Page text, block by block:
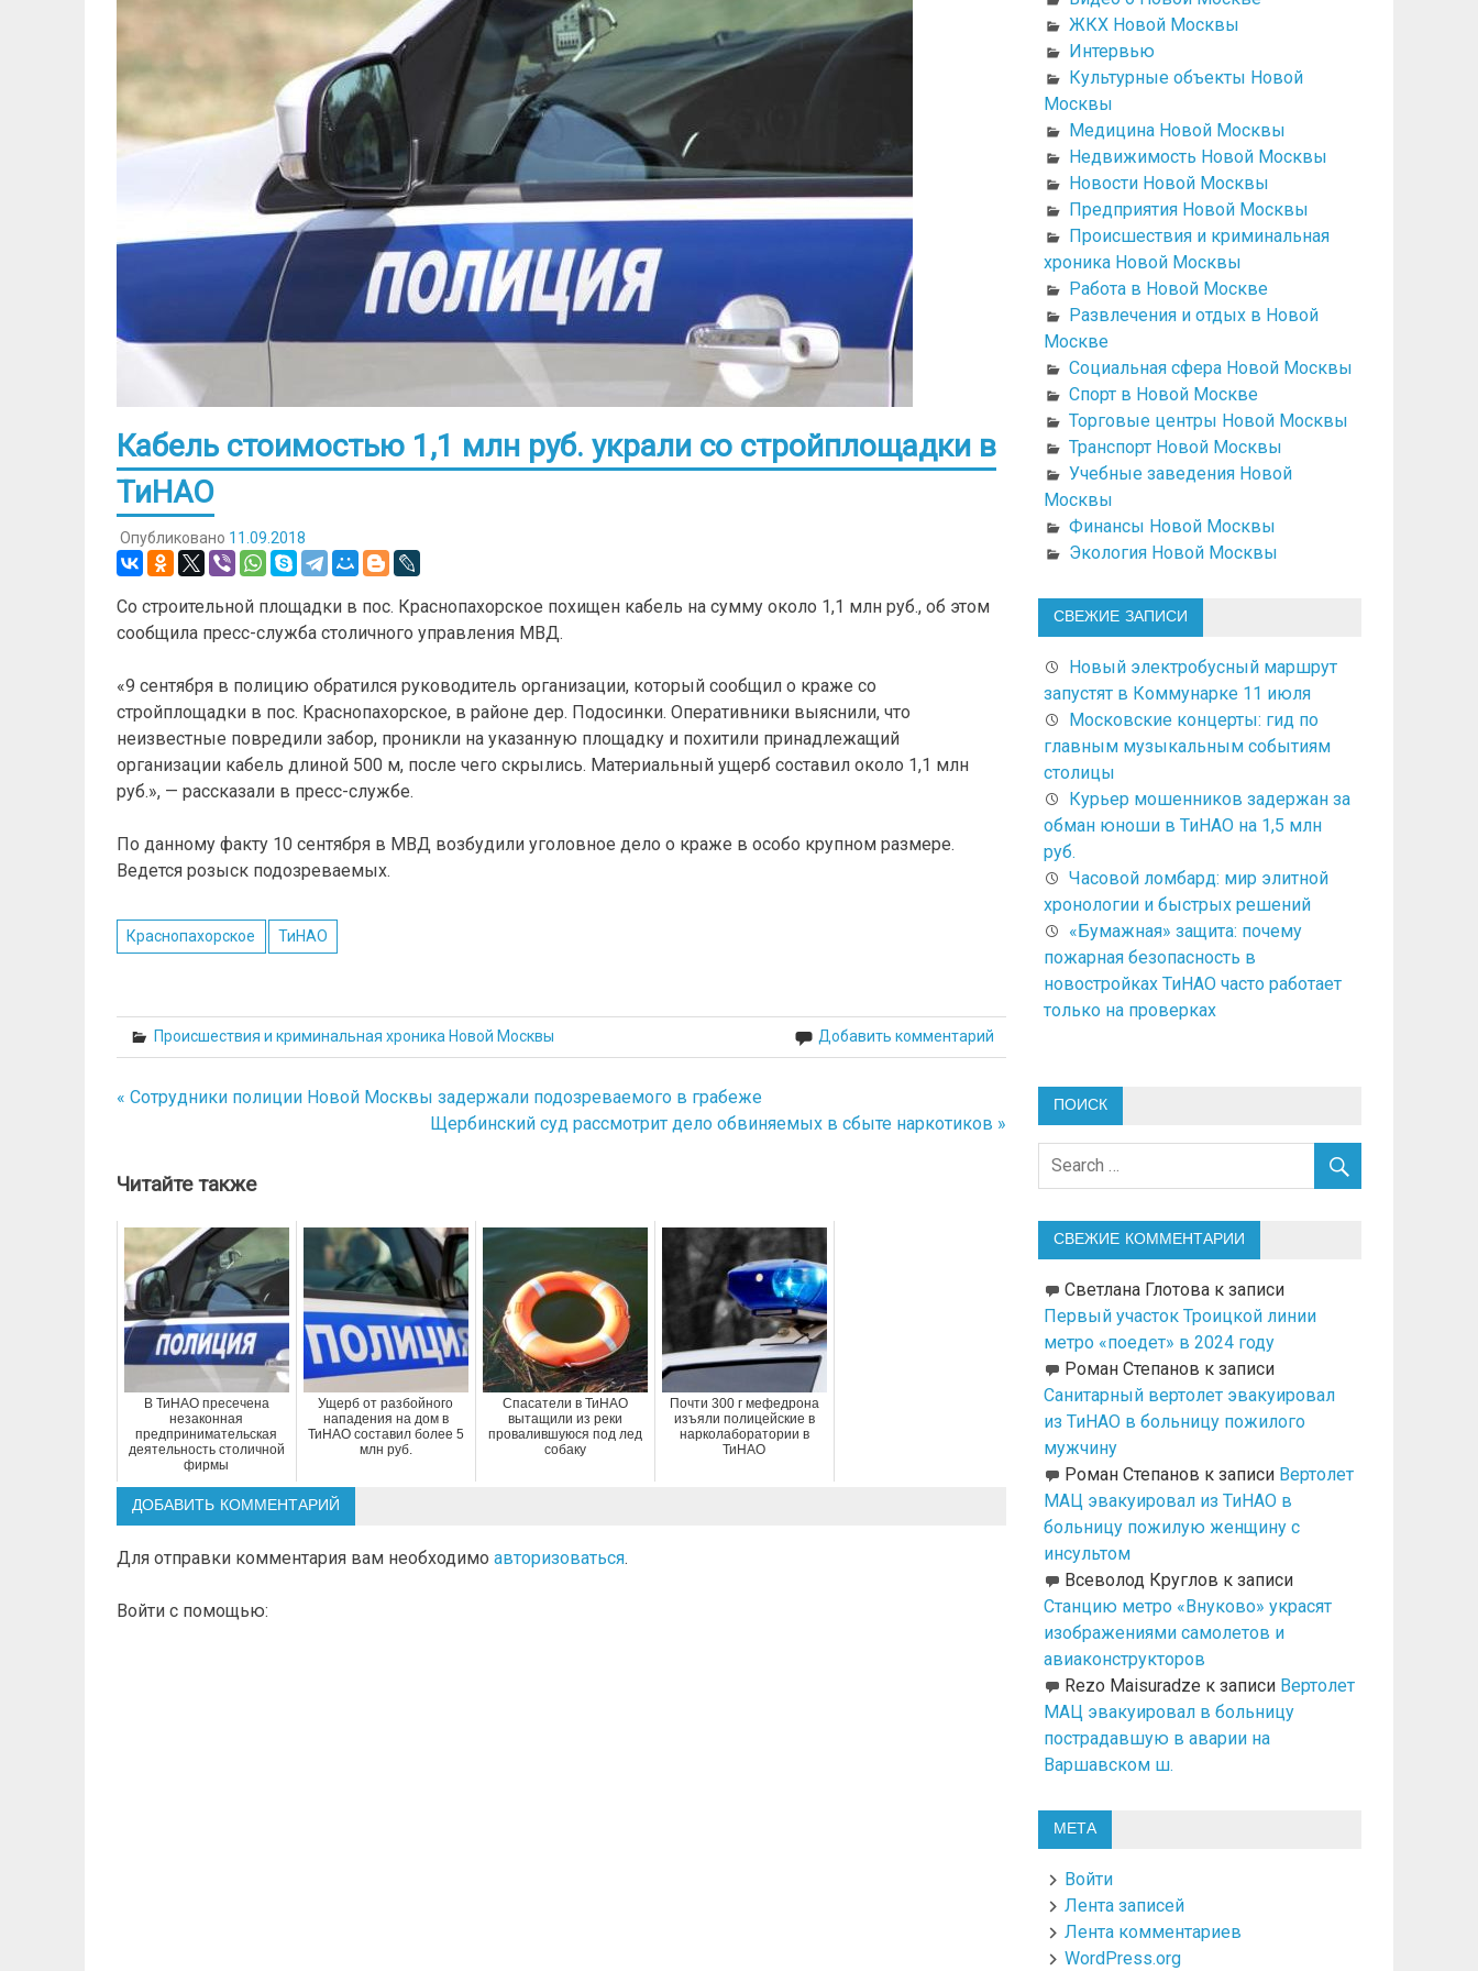
Кабель стоимостью 1,1 млн руб. украли со стройплощадки в
ТиНАО
Опубликовано 11.09.2018
Со строительной площадки в пос. Краснопахорское похищен кабель на сумму около 1,1 млн руб., об этом
сообщила пресс-служба столичного управления МВД.
«9 сентября в полицию обратился руководитель организации, который сообщил о краже со
стройплощадки в пос. Краснопахорское, в районе дер. Подосинки. Оперативники выяснили, что
неизвестные повредили забор, проникли на указанную площадку и похитили принадлежащий
организации кабель длиной 500 м, после чего скрылись. Материальный ущерб составил около 1,1 млн
руб.», — рассказали в пресс-службе.
По данному факту 10 сентября в МВД возбудили уголовное дело о краже в особо крупном размере.
Ведется розыск подозреваемых.
Краснопахорское ТиНАО
Происшествия и криминальная хроника Новой Москвы Добавить комментарий
Навигация
записям
« Сотрудники полиции Новой Москвы задержали подозреваемого в грабеже
Щербинский суд рассмотрит дело обвиняемых в сбыте наркотиков »
Читайте также
В ТиНАО пресечена
незаконная
предпринимательская
деятельность столичной
фирмы
Ущерб от разбойного
нападения на дом в
ТиНАО составил более 5
млн руб.
Спасатели в ТиНАО
вытащили из реки
провалившуюся под лед
собаку
Почти 300 г мефедрона
изъяли полицейские в
нарколаборатории в
ТиНАО
ДОБАВИТЬ КОММЕНТАРИЙ
Для отправки комментария вам необходимо авторизоваться.
Войти с помощью:
ЖКХ Новой Москвы
Интервью
Культурные объекты Новой
Москвы
Медицина Новой Москвы
Недвижимость Новой Москвы
Новости Новой Москвы
Предприятия Новой Москвы
Происшествия и криминальная
хроника Новой Москвы
Работа в Новой Москве
Развлечения и отдых в Новой
Москве
Социальная сфера Новой Москвы
Спорт в Новой Москве
Торговые центры Новой Москвы
Транспорт Новой Москвы
Учебные заведения Новой
Москвы
Финансы Новой Москвы
Экология Новой Москвы
СВЕЖИЕ ЗАПИСИ
Новый электробусный маршрут
запустят в Коммунарке 11 июля
Московские концерты: гид по
главным музыкальным событиям
столицы
Курьер мошенников задержан за
обман юноши в ТиНАО на 1,5 млн
руб.
Часовой ломбард: мир элитной
хронологии и быстрых решений
«Бумажная» защита: почему
пожарная безопасность в
новостройках ТиНАО часто работает
только на проверках
ПОИСК
СВЕЖИЕ КОММЕНТАРИИ
Светлана Глотовак записи
Первый участок Троицкой линии
метро «поедет» в 2024 году
Роман Степанов к записи
Санитарный вертолет эвакуировал
из ТиНАО в больницу пожилого
мужчину
Роман Степанов к записи Вертолет
МАЦ эвакуировал из ТиНАО в
больницу пожилую женщину с
инсультом
Всеволод Круглов к записи
Станцию метро «Внуково» украсят
изображениями самолетов и
авиаконструкторов
Rezo Maisuradze к записи Вертолет
МАЦ эвакуировал в больницу
пострадавшую в аварии на
Варшавском ш.
МЕТА
Войти
Лента записей
Лента комментариев
WordPress.org